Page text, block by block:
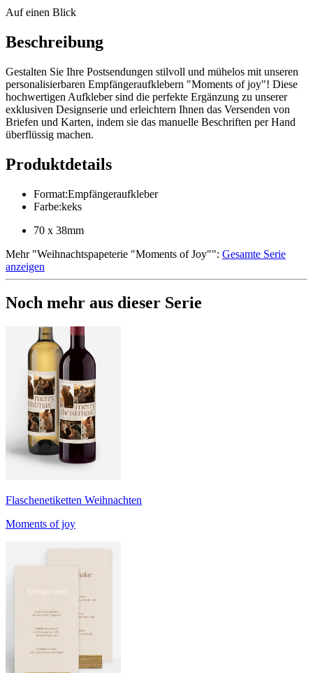
Auf einen Blick
Beschreibung
Gestalten Sie Ihre Postsendungen stilvoll und mühelos mit unseren
personalisierbaren Empfängeraufklebern "Moments of joy"! Diese
hochwertigen Aufkleber sind die perfekte Ergänzung zu unserer
exklusiven Designserie und erleichtern Ihnen das Versenden von
Briefen und Karten, indem sie das manuelle Beschriften per Hand
überflüssig machen.
Produktdetails
Format:Empfängeraufkleber
Farbe:keks
70 x 38mm
Mehr"Weihnachtspapeterie "Moments of Joy"": Gesamte Serie
anzeigen
Noch mehr aus dieser Serie
Flaschenetiketten Weihnachten
Moments of joy